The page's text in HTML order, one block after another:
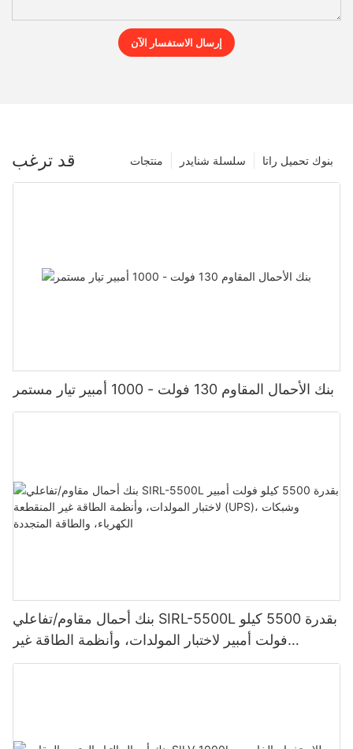
إرسال الاستفسار الآن
قد ترغب بنوك تحميل راتا سلسلة شنايدر منتجات
بنك الأحمال المقاوم 130 فولت - 1000 أمبير تيار مستمر
بنك أحمال مقاوم/تفاعلي SIRL-5500L بقدرة 5500 كيلو
فولت أمبير لاختبار المولدات، وأنظمة الطاقة غير
المنقطعة (UPS)، وشبكات الكهرباء، والطاقة المتجددة